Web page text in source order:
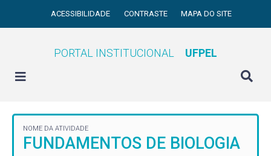
ACESSIBILIDADE CONTRASTE MAPA DO SITE
PORTAL INSTITUCIONAL UFPEL
NOME DA ATIVIDADE
FUNDAMENTOS DE BIOLOGIA